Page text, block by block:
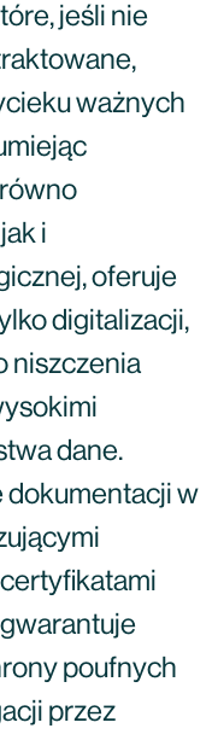
jeśli nie
ważnych
i
oferuje
digitalizacji,
niszczenia
dane.
dokumentacji w
gwarantuje
poufnych
przez